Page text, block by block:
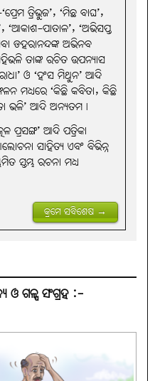
ତ୍ରିଭୁଜ’, ‘ମିଛ ବାଘ’,
‘ଆକାଶ-ପାତାଳ’, ‘ଅଭିସପ୍ତ
ଡହରାନନ୍ଦଙ୍କ ଅଭିନବ
ତାଙ୍କ ରଚିତ ଉପନ୍ୟାସ
ଓ ‘ହଂସ ମିଥୁନ’ ଆଦି
ମଧ୍ୟରେ ‘କିଛି କବିତା, କିଛି
ଭଳି’ ଆଦି ଅନ୍ୟତମ।
ପ୍ରସଙ୍ଗ’ ଆଦି ପତ୍ରିକା
ସାହିତ୍ୟ ଏବଂ ବିଭିନ୍ନ
ସ୍ତମ୍ଭ ରଚନା ମଧ୍ୟ
କ୍ରମେ ସବିଶେଷ →
ଗଳ୍ପ ସଂଗ୍ରହ :-